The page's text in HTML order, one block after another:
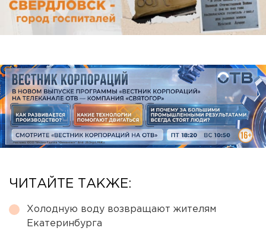
ЧИТАЙТЕ ТАКЖЕ:
Холодную воду возвращают жителям
Екатеринбурга